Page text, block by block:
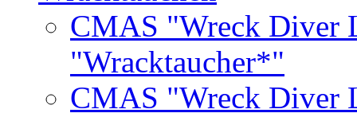
CMAS "Wreck Diver
"Wracktaucher*"
CMAS "Wreck Diver